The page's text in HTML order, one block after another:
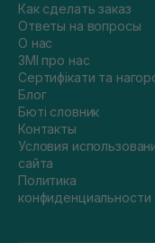
Как сделать заказ
Ответы на вопросы
О нас
ЗМІ про нас
Сертифікати та
Блог
Бюті словник
Контакты
Условия
сайта
Политика
конфиденциальности